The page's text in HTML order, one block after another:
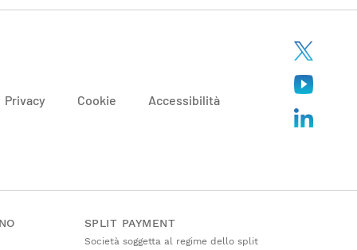
Privacy Cookie Accessibilità
SPLIT PAYMENT
Società soggetta al regime dello split